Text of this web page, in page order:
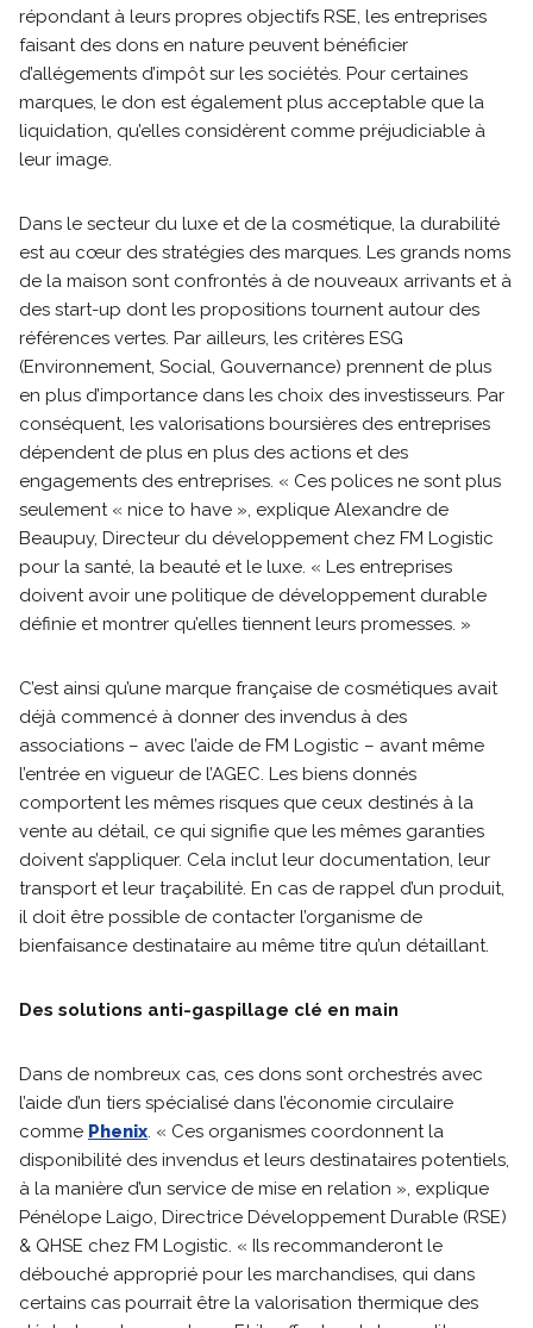
répondant à leurs propres objectifs RSE, les entreprises
faisant des dons en nature peuvent bénéficier
d’allégements d’impôt sur les sociétés. Pour certaines
marques, le don est également plus acceptable que la
liquidation, qu’elles considèrent comme préjudiciable à
leur image.
Dans le secteur du luxe et de la cosmétique, la durabilité
est au cœur des stratégies des marques. Les grands noms
de la maison sont confrontés à de nouveaux arrivants et à
des start-up dont les propositions tournent autour des
références vertes. Par ailleurs, les critères ESG
(Environnement, Social, Gouvernance) prennent de plus
en plus d’importance dans les choix des investisseurs. Par
conséquent, les valorisations boursières des entreprises
dépendent de plus en plus des actions et des
engagements des entreprises. « Ces polices ne sont plus
seulement « nice to have », explique Alexandre de
Beaupuy, Directeur du développement chez FM Logistic
pour la santé, la beauté et le luxe. « Les entreprises
doivent avoir une politique de développement durable
définie et montrer qu’elles tiennent leurs promesses. »
C’est ainsi qu’une marque française de cosmétiques avait
déjà commencé à donner des invendus à des
associations – avec l’aide de FM Logistic – avant même
l’entrée en vigueur de l’AGEC. Les biens donnés
comportent les mêmes risques que ceux destinés à la
vente au détail, ce qui signifie que les mêmes garanties
doivent s’appliquer. Cela inclut leur documentation, leur
transport et leur traçabilité. En cas de rappel d’un produit,
il doit être possible de contacter l’organisme de
bienfaisance destinataire au même titre qu’un détaillant.
Des solutions anti-gaspillage clé en main
Dans de nombreux cas, ces dons sont orchestrés avec
l’aide d’un tiers spécialisé dans l’économie circulaire
comme Phenix. « Ces organismes coordonnent la
disponibilité des invendus et leurs destinataires potentiels,
à la manière d’un service de mise en relation », explique
Pénélope Laigo, Directrice Développement Durable (RSE)
& QHSE chez FM Logistic. « Ils recommanderont le
débouché approprié pour les marchandises, qui dans
certains cas pourrait être la valorisation thermique des